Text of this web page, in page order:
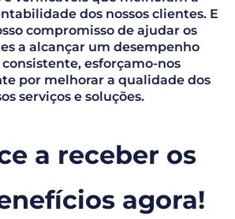
dos nossos clientes. E
compromisso de ajudar os
a alcançar um desempenho
esforçamo-nos
por melhorar a qualidade dos
serviços e soluções.
a receber os
agora!